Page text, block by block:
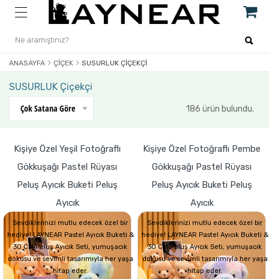
ANASAYFA ÇIÇEK SUSURLUK ÇIÇEKÇI
SUSURLUK Çiçekçi
Çok Satana Göre
186 ürün bulundu.
Kişiye Özel Yeşil Fotoğraflı
Gökkuşağı Pastel Rüyası
Peluş Ayıcık Buketi Peluş
Ayıcık
Sevdiklerinizi mutlu edecek özel bir
hediye! LAYNEAR Pastel Ayıcık Buketi &
30 CM Peluş Ayıcık Seti, yumuşacık
dokusu ve sevimli tasarımıyla her yaşa
hitap eder.
Kişiye Özel Fotoğraflı Pembe
Gökkuşağı Pastel Rüyası
Peluş Ayıcık Buketi Peluş
Ayıcık
Sevdiklerinizi mutlu edecek özel bir
hediye! LAYNEAR Pastel Ayıcık Buketi &
30 CM Peluş Ayıcık Seti, yumuşacık
dokusu ve sevimli tasarımıyla her yaşa
hitap eder.